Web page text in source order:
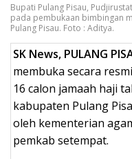
Bupati Pulang Pisau,
pada pembukaan bimbingan
Pulang Pisau. Foto : Aditya.
SK News, PULANG
membuka secara
16 calon jamaah haji
kabupaten Pulang
oleh kementerian
pemkab setempat.